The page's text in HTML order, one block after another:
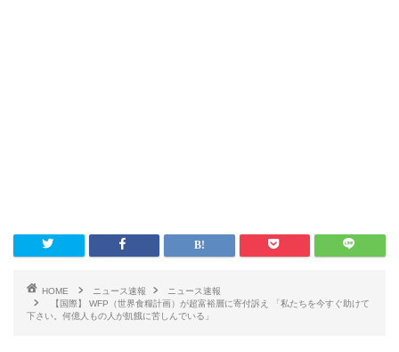
HOME ニュース速報
ニュース速報
【国際】 WFP（世界食糧計画）が超富裕層に寄付訴え 「私たちを今すぐ助けて
下さい。何億人もの人が飢餓に苦しんでいる」